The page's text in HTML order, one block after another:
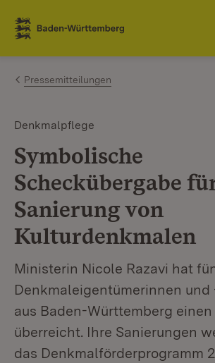
Zum Inhalt springen
Link zur Startseite
Pressemitteilungen
Denkmalpflege
Symbolische
Scheckübergabe
Sanierung von
Kulturdenkmalen
Ministerin Nicole Razavi hat
Denkmaleigentümerinnen und
aus Baden-Württemberg
überreicht. Ihre Sanierungen
das Denkmalförderprogramm